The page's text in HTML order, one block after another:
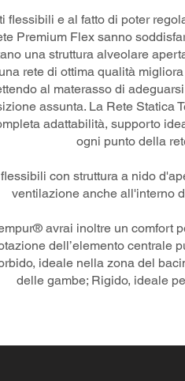
flessibili e al fatto di poter
Premium Flex sanno
una struttura alveolare
rete di ottima qualità
al materasso di
assunta. La Rete Statica
adattabilità, supporto
ogni punto della
con struttura a nido
ventilazione anche all'interno
avrai inoltre un comfort
dell’elemento centrale
ideale nella zona del
delle gambe; Rigido, ideale